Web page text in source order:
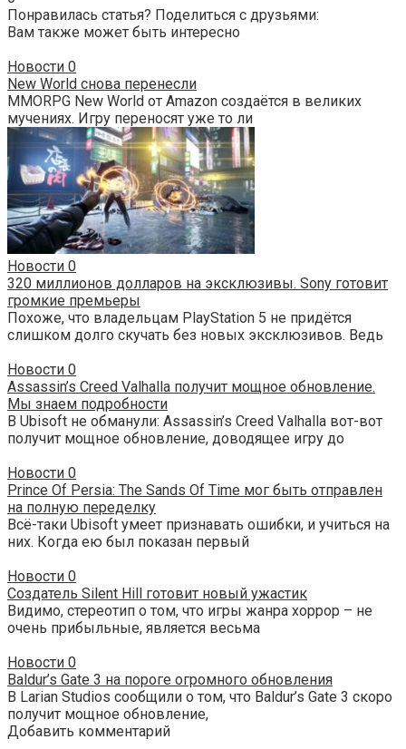
Понравилась статья? Поделиться с друзьями:
Вам также может быть интересно
Новости 0
New World снова перенесли
MMORPG New World от Amazon создаётся в великих
мучениях. Игру переносят уже то ли
Новости 0
320 миллионов долларов на эксклюзивы. Sony готовит
громкие премьеры
Похоже, что владельцам PlayStation 5 не придётся
слишком долго скучать без новых эксклюзивов. Ведь
Новости 0
Assassin’s Creed Valhalla получит мощное обновление.
Мы знаем подробности
В Ubisoft не обманули: Assassin’s Creed Valhalla вот-вот
получит мощное обновление, доводящее игру до
Новости 0
Prince Of Persia: The Sands Of Time мог быть отправлен
на полную переделку
Всё-таки Ubisoft умеет признавать ошибки, и учиться на
них. Когда ею был показан первый
Новости 0
Создатель Silent Hill готовит новый ужастик
Видимо, стереотип о том, что игры жанра хоррор – не
очень прибыльные, является весьма
Новости 0
Baldur’s Gate 3 на пороге огромного обновления
В Larian Studios сообщили о том, что Baldur’s Gate 3 скоро
получит мощное обновление,
Добавить комментарий